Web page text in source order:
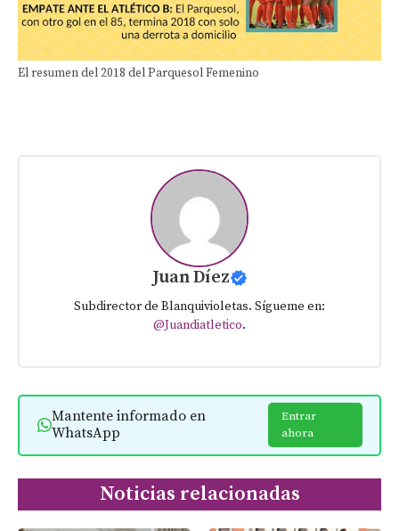
El resumen del 2018 del Parquesol Femenino
Juan Díez
Subdirector de Blanquivioletas. Sígueme en:
@Juandiatletico.
Mantente informado en
WhatsApp
Entrar
ahora
Noticias relacionadas